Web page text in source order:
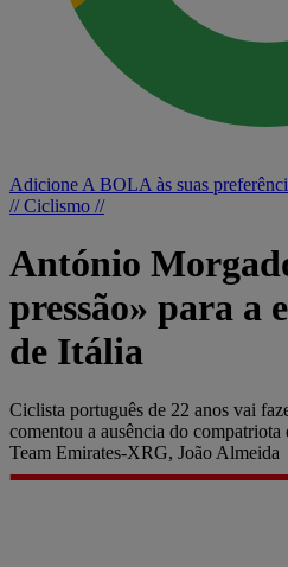
Adicione A BOLA às suas
// Ciclismo //
António
pressão» para a
de Itália
Ciclista português de 22 anos vai
comentou a ausência do
Team Emirates-XRG, João Almeida